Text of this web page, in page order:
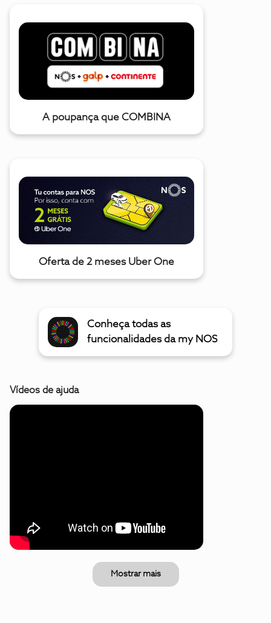
A poupança que COMBINA
Oferta de 2 meses Uber One
Conheça todas as
funcionalidades da my NOS
Vídeos de ajuda
Mostrar mais